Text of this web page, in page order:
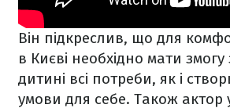
Він підкреслив, що для
в Києві необхідно мати
дитині всі потреби, як і
умови для себе. Також